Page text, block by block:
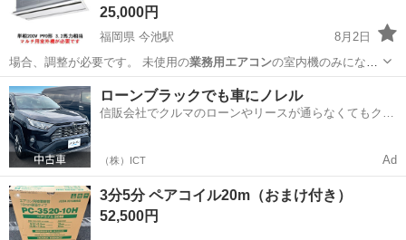
25,000円
福岡県 今池駅
8月2日
場合、調整が必要です。 未使用の業務用エアコンの室内機のみになり
ます。 パッケー…
福岡 北九州市 今池駅 季節、空調家電
ローンブラックでも車にノレル
信販会社でクルマのローンやリースが通らなくてもクル
（株）ICT Ad
3分5分 ペアコイル20m（おまけ付き）
52,500円